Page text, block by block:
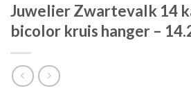
Juwelier Zwartevalk 14
bicolor kruis hanger –